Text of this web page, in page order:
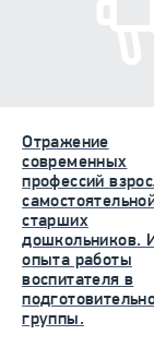
Отражение
современных
профессий
старших
дошкольников.
опыта работы
воспитателя в
группы.